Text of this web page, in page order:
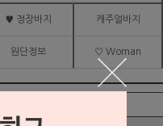
♥ 정장바지 캐주얼바지
원단정보 ♡ Woman